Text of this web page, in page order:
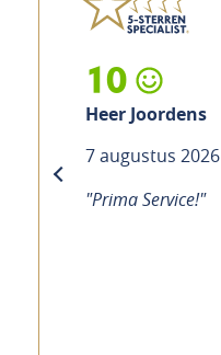
10
Heer Joordens
7 augustus 2026
"Prima Service!"